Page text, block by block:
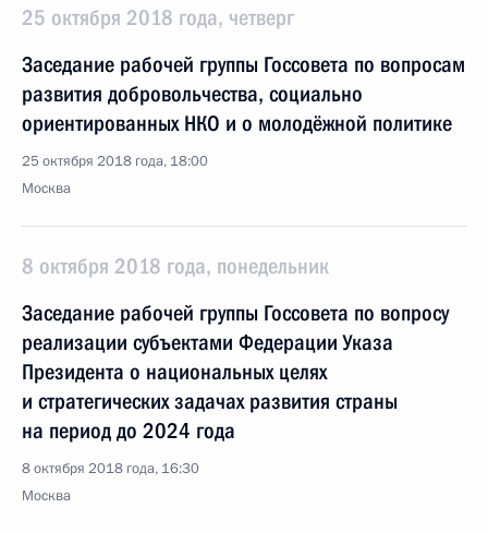
25 октября 2018 года, четверг
Заседание рабочей группы Госсовета по вопросам
развития добровольчества, социально
ориентированных НКО и о молодёжной политике
25 октября 2018 года, 18:00
Москва
8 октября 2018 года, понедельник
Заседание рабочей группы Госсовета по вопросу
реализации субъектами Федерации Указа
Президента о национальных целях
и стратегических задачах развития страны
на период до 2024 года
8 октября 2018 года, 16:30
Москва